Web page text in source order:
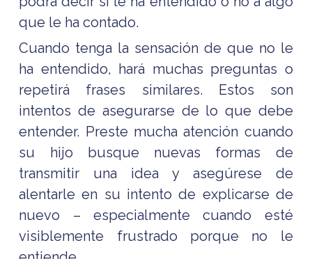
que le ha contado.
Cuando tenga la sensación de que no le
ha entendido, hará muchas preguntas o
repetirá frases similares. Estos son
intentos de asegurarse de lo que debe
entender. Preste mucha atención cuando
su hijo busque nuevas formas de
transmitir una idea y asegúrese de
alentarle en su intento de explicarse de
nuevo – especialmente cuando esté
visiblemente frustrado porque no le